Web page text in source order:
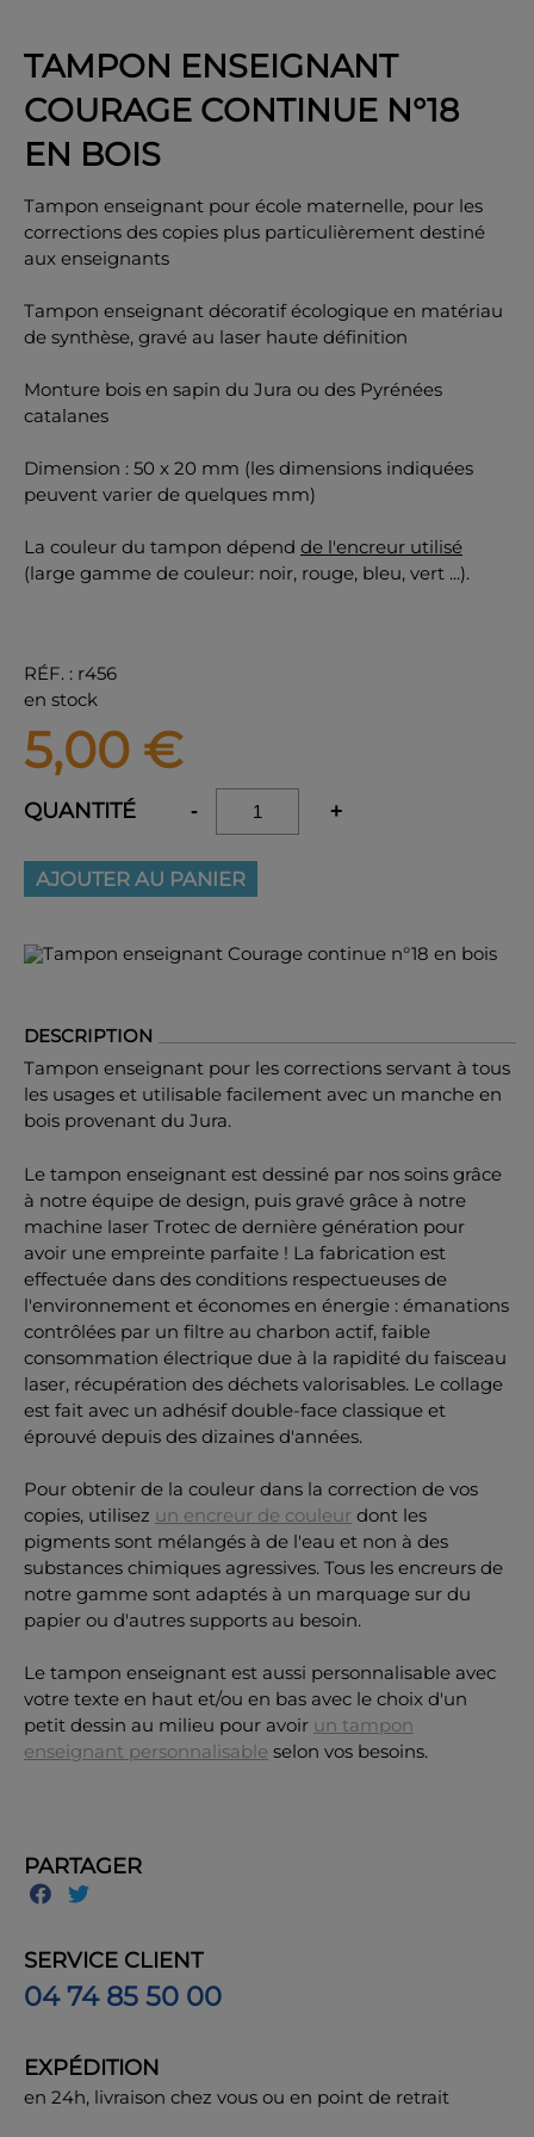
TAMPON ENSEIGNANT
COURAGE CONTINUE N°18
EN BOIS
Tampon enseignant pour école maternelle, pour les
corrections des copies plus particulièrement destiné
aux enseignants
Tampon enseignant décoratif écologique en matériau
de synthèse, gravé au laser haute définition
Monture bois en sapin du Jura ou des Pyrénées
catalanes
Dimension : 50 x 20 mm (les dimensions indiquées
peuvent varier de quelques mm)
La couleur du tampon dépend de l'encreur utilisé
(large gamme de couleur: noir, rouge, bleu, vert ...).
RÉF. : r456
en stock
5,00 €
QUANTITÉ - +
AJOUTER AU PANIER
DESCRIPTION
Tampon enseignant pour les corrections servant à tous
les usages et utilisable facilement avec un manche en
bois provenant du Jura.
Le tampon enseignant est dessiné par nos soins grâce
à notre équipe de design, puis gravé grâce à notre
machine laser Trotec de dernière génération pour
avoir une empreinte parfaite ! La fabrication est
effectuée dans des conditions respectueuses de
l'environnement et économes en énergie : émanations
contrôlées par un filtre au charbon actif, faible
consommation électrique due à la rapidité du faisceau
laser, récupération des déchets valorisables. Le collage
est fait avec un adhésif double-face classique et
éprouvé depuis des dizaines d'années.
Pour obtenir de la couleur dans la correction de vos
copies, utilisez un encreur de couleur dont les
pigments sont mélangés à de l'eau et non à des
substances chimiques agressives. Tous les encreurs de
notre gamme sont adaptés à un marquage sur du
papier ou d'autres supports au besoin.
Le tampon enseignant est aussi personnalisable avec
votre texte en haut et/ou en bas avec le choix d'un
petit dessin au milieu pour avoir un tampon
enseignant personnalisable selon vos besoins.
PARTAGER
SERVICE CLIENT
04 74 85 50 00
EXPÉDITION
en 24h, livraison chez vous ou en point de retrait
OK